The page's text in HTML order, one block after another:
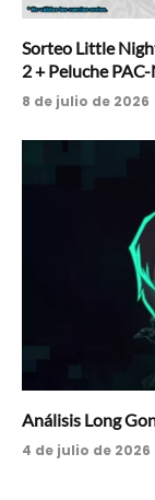
Sorteo Little
2 + Peluche
8 de julio de 2026
Análisis Long
4 de julio de 2026